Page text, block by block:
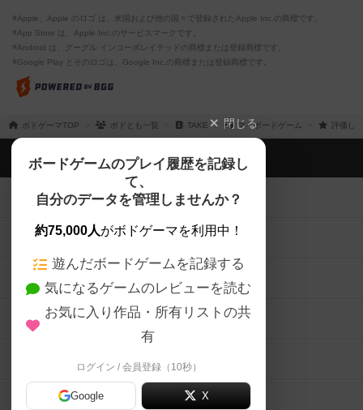
※Apple、Apple のロゴ は、米国および他の国々で登録されたApple Inc.の商標です。
※App Store は、Apple Inc.のサービスマークです。
※Android は、グーグル インコーポレイテッドの商標または登録商標です。
※Google Play とそのロゴは、Google Inc.の商標または登録商標です。
ボドゲーマTOP ボドとも一覧 TAKE マイボードゲーム 評価し
閉じる
ボードゲームのプレイ履歴を記録し
て、
自分のデータを管理しませんか？
約75,000人がボドゲーマを利用中！
遊んだボードゲームを記録する
気になるゲームのレビューを読む
お気に入り作品・所有リストの共
有
ログイン / 会員登録（10秒）
Google X
ボドゲーマTOP
ボードゲームを検索する
ボードゲームの新着レビュー
ボードゲーム会情報
メカニクス特集
掲示板・トピックス
ボドとも・会員一覧